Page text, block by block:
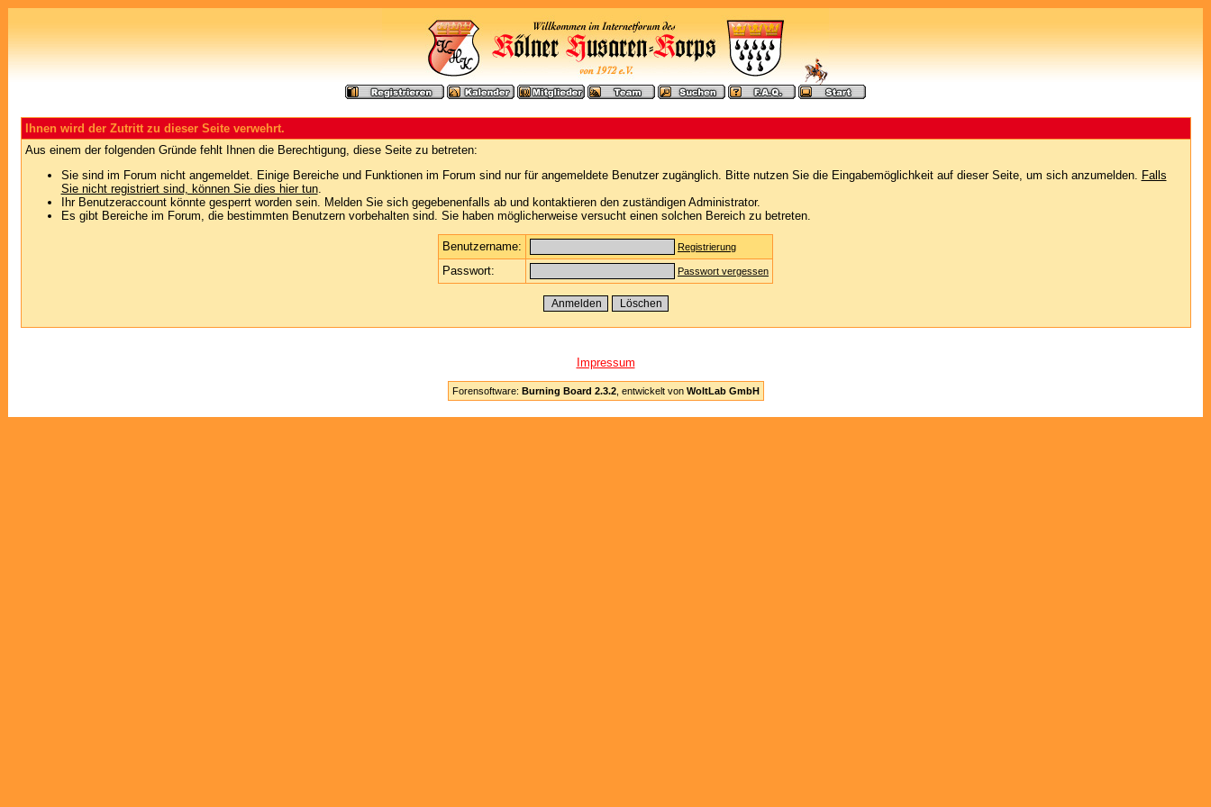
Ihnen wird der Zutritt zu dieser Seite verwehrt.
Aus einem der folgenden Gründe fehlt Ihnen die Berechtigung, diese Seite zu betreten:
Sie sind im Forum nicht angemeldet. Einige Bereiche und Funktionen im Forum sind nur für angemeldete Benutzer zugänglich. Bitte nutzen Sie die Eingabemöglichkeit auf dieser Seite, um sich anzumelden. Falls
Sie nicht registriert sind, können Sie dies hier tun.
Ihr Benutzeraccount könnte gesperrt worden sein. Melden Sie sich gegebenenfalls ab und kontaktieren den zuständigen Administrator.
Es gibt Bereiche im Forum, die bestimmten Benutzern vorbehalten sind. Sie haben möglicherweise versucht einen solchen Bereich zu betreten.
Benutzername: Registrierung
Passwort: Passwort vergessen
Impressum
Forensoftware: Burning Board 2.3.2, entwickelt von WoltLab GmbH